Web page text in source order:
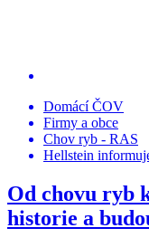
Domácí ČOV
Firmy a obce
Chov ryb - RAS
Hellstein
Od chovu ryb
historie a